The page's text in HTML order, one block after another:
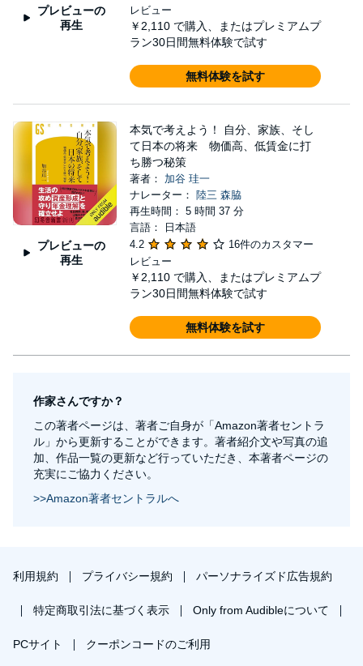
プレビューの
再生
レビュー
￥2,110 で購入、またはプレミアムプ
ラン30日間無料体験で試す
無料体験を試す
プレビューの
再生
本気で考えよう！ 自分、家族、そし
て日本の将来 物価高、低賃金に打
ち勝つ秘策
著者： 加谷 珪一
ナレーター： 陸三 森脇
再生時間： 5 時間 37 分
言語： 日本語
4.2
16件のカスタマー
レビュー
￥2,110 で購入、またはプレミアムプ
ラン30日間無料体験で試す
無料体験を試す
作家さんですか？
この著者ページは、著者ご自身が「Amazon著者セントラ
ル」から更新することができます。著者紹介文や写真の追
加、作品一覧の更新など行っていただき、本著者ページの
充実にご協力ください。
>>Amazon著者セントラルへ
利用規約 プライバシー規約 パーソナライズド広告規約
特定商取引法に基づく表示 Only from Audibleについて
PCサイト クーポンコードのご利用